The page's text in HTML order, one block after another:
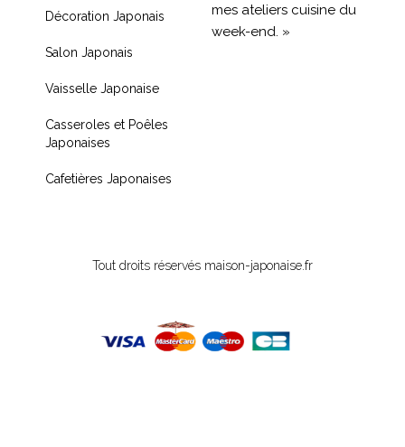
Décoration Japonais
Salon Japonais
Vaisselle Japonaise
Casseroles et Poêles
Japonaises
Cafetières Japonaises
mes ateliers cuisine du
week-end. »
Tout droits réservés maison-japonaise.fr